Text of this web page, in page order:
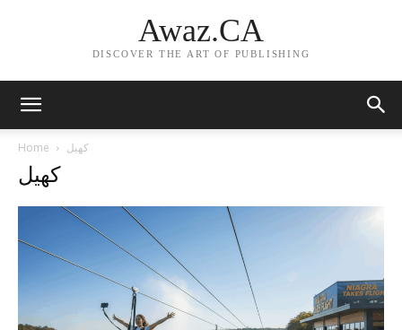
Awaz.CA
DISCOVER THE ART OF PUBLISHING
Home کھیل
کھیل